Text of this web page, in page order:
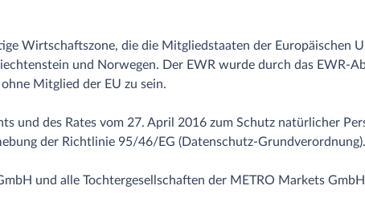
Wirtschaftszone, die die Mitgliedstaaten der Europäischen
und Norwegen. Der EWR wurde durch das EWR-
Mitglied der EU zu sein.
und des Rates vom 27. April 2016 zum Schutz natürlicher
der Richtlinie 95/46/EG (Datenschutz-Grundverordnung).
und alle Tochtergesellschaften der METRO Markets